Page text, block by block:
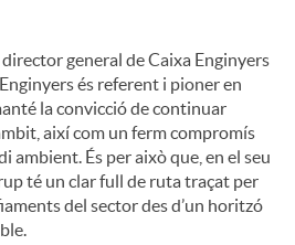
general de Caixa Enginyers
és referent i pioner en
la convicció de continuar
així com un ferm compromís
ambient. És per això que, en el seu
té un clar full de ruta traçat per
del sector des d’un horitzó